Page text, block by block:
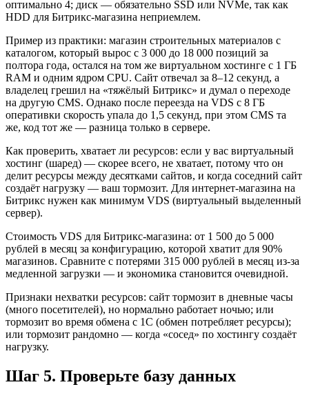
оптимально 4; диск — обязательно SSD или NVMe, так как
HDD для Битрикс-магазина неприемлем.
Пример из практики: магазин строительных материалов с
каталогом, который вырос с 3 000 до 18 000 позиций за
полтора года, остался на том же виртуальном хостинге с 1 ГБ
RAM и одним ядром CPU. Сайт отвечал за 8–12 секунд, а
владелец грешил на «тяжёлый Битрикс» и думал о переходе
на другую CMS. Однако после переезда на VDS с 8 ГБ
оперативки скорость упала до 1,5 секунд, при этом CMS та
же, код тот же — разница только в сервере.
Как проверить, хватает ли ресурсов: если у вас виртуальный
хостинг (шаред) — скорее всего, не хватает, потому что он
делит ресурсы между десятками сайтов, и когда соседний сайт
создаёт нагрузку — ваш тормозит. Для интернет-магазина на
Битрикс нужен как минимум VDS (виртуальный выделенный
сервер).
Стоимость VDS для Битрикс-магазина: от 1 500 до 5 000
рублей в месяц за конфигурацию, которой хватит для 90%
магазинов. Сравните с потерями 315 000 рублей в месяц из-за
медленной загрузки — и экономика становится очевидной.
Признаки нехватки ресурсов: сайт тормозит в дневные часы
(много посетителей), но нормально работает ночью; или
тормозит во время обмена с 1С (обмен потребляет ресурсы);
или тормозит рандомно — когда «сосед» по хостингу создаёт
нагрузку.
Шаг 5. Проверьте базу данных